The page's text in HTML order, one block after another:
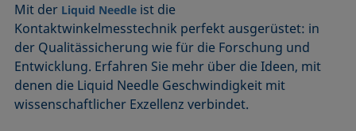
Mit der Liquid Needle ist die
Kontaktwinkelmesstechnik perfekt ausgerüstet: in
der Qualitässicherung wie für die Forschung und
Entwicklung. Erfahren Sie mehr über die Ideen, mit
denen die Liquid Needle Geschwindigkeit mit
wissenschaftlicher Exzellenz verbindet.